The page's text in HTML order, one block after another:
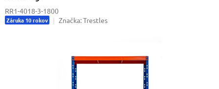
RR1-4018-3-1800
Záruka 10 rokov Značka:Trestles